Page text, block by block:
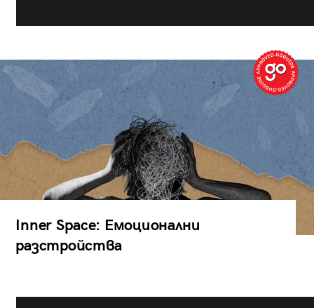
Inner Space: Емоционални
разстройства